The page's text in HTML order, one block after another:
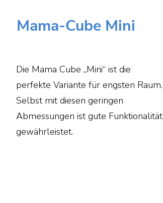
Mama-Cube Mini
Die Mama Cube „Mini“ ist die
perfekte Variante für engsten Raum.
Selbst mit diesen geringen
Abmessungen ist gute Funktionalität
gewährleistet.